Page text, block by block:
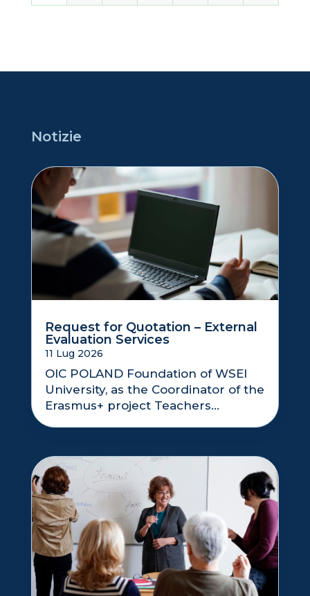
Notizie
Request for Quotation – External
Evaluation Services
11 Lug 2026
OIC POLAND Foundation of WSEI
University, as the Coordinator of the
Erasmus+ project Teachers...